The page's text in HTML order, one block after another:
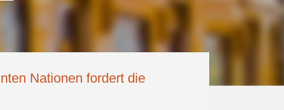
Nationen fordert die